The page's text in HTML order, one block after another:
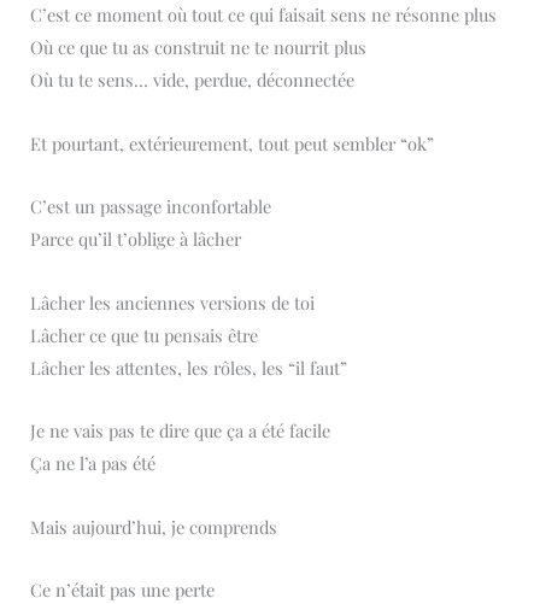
C’est ce moment où tout ce qui faisait sens ne résonne plus
Où ce que tu as construit ne te nourrit plus
Où tu te sens… vide, perdue, déconnectée
Et pourtant, extérieurement, tout peut sembler “ok”
C’est un passage inconfortable
Parce qu’il t’oblige à lâcher
Lâcher les anciennes versions de toi
Lâcher ce que tu pensais être
Lâcher les attentes, les rôles, les “il faut”
Je ne vais pas te dire que ça a été facile
Ça ne l’a pas été
Mais aujourd’hui, je comprends
Ce n’était pas une perte